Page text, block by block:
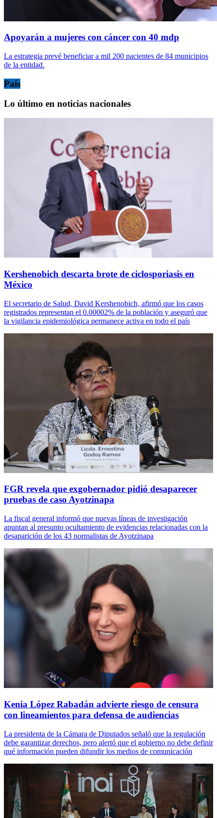
Apoyarán a mujeres con cáncer con 40 mdp
La estrategia prevé beneficiar a mil 200 pacientes de 84 municipios
de la entidad.
País
Lo último en noticias nacionales
Kershenobich descarta brote de ciclosporiasis en
México
El secretario de Salud, David Kershenobich, afirmó que los casos
registrados representan el 0.00002% de la población y aseguró que
la vigilancia epidemiológica permanece activa en todo el país
FGR revela que exgobernador pidió desaparecer
pruebas de caso Ayotzinapa
La fiscal general informó que nuevas líneas de investigación
apuntan al presunto ocultamiento de evidencias relacionadas con la
desaparición de los 43 normalistas de Ayotzinapa
Kenia López Rabadán advierte riesgo de censura
con lineamientos para defensa de audiencias
La presidenta de la Cámara de Diputados señaló que la regulación
debe garantizar derechos, pero alertó que el gobierno no debe definir
qué información pueden difundir los medios de comunicación